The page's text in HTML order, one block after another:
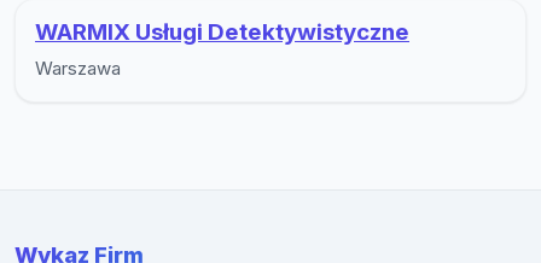
WARMIX Usługi Detektywistyczne
Warszawa
Wykaz Firm